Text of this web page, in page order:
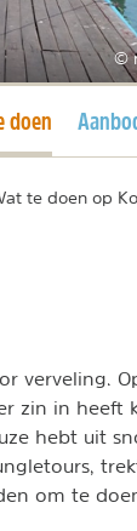
©
pagina
doen
te doen op
verveling.
zin in heeft
hebt uit
om te